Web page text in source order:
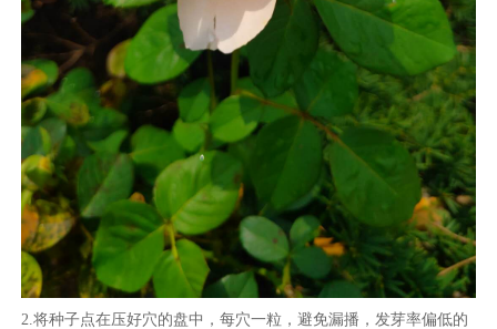
2.将种子点在压好穴的盘中，每穴一粒，避免漏播，发芽率偏低的